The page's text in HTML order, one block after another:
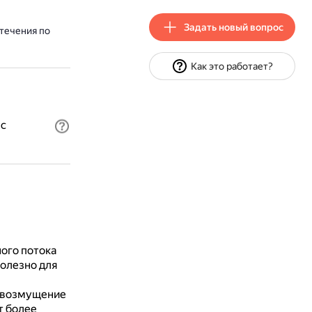
по
потока
для
более
Задать новый вопрос
Как это работает?